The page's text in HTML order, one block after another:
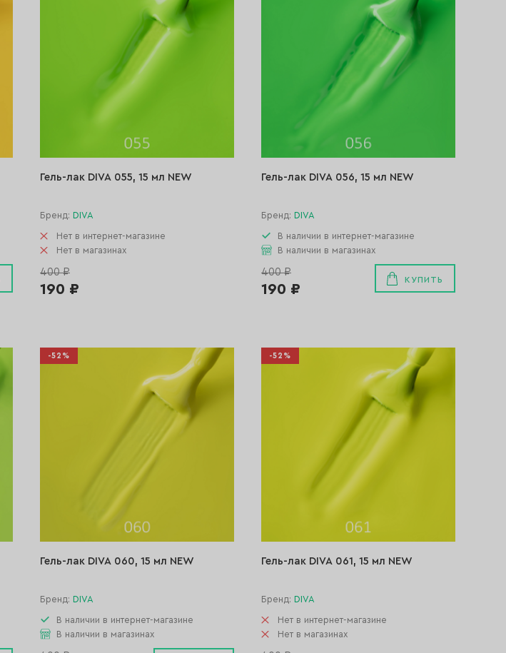
Гель-лак DIVA 055, 15 мл NEW
Бренд: DIVA
Нет в интернет-магазине
Нет в магазинах
400 ₽
190 ₽
Гель-лак DIVA 056, 15 мл NEW
Бренд: DIVA
В наличии в интернет-магазине
В наличии в магазинах
400 ₽
190 ₽
КУПИТЬ
-52%
Гель-лак DIVA 060, 15 мл NEW
Бренд: DIVA
В наличии в интернет-магазине
В наличии в магазинах
-52%
Гель-лак DIVA 061, 15 мл NEW
Бренд: DIVA
Нет в интернет-магазине
Нет в магазинах